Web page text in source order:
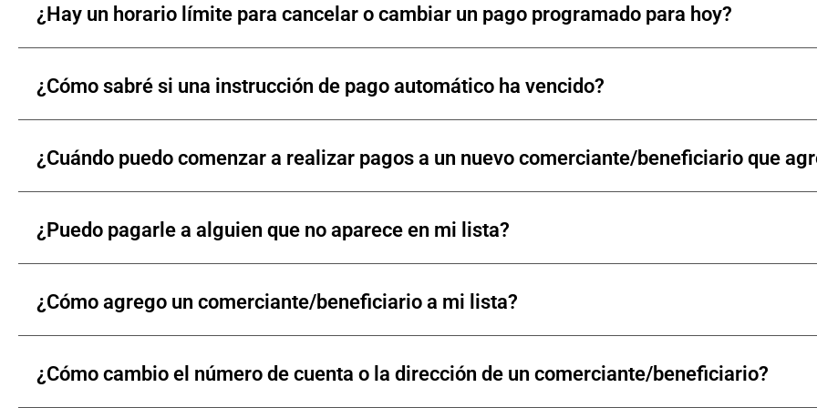
¿Hay un horario límite para cancelar o cambiar un pago programado para hoy?
¿Cómo sabré si una instrucción de pago automático ha vencido?
¿Cuándo puedo comenzar a realizar pagos a un nuevo comerciante/beneficiario que
¿Puedo pagarle a alguien que no aparece en mi lista?
¿Cómo agrego un comerciante/beneficiario a mi lista?
¿Cómo cambio el número de cuenta o la dirección de un comerciante/beneficiario?